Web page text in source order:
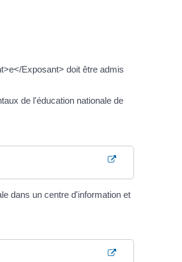
Exposant> doit être admis
de l'éducation nationale de
dans un centre d'information et